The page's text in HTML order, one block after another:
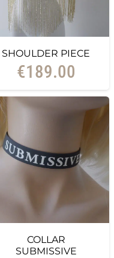
SHOULDER PIECE
€189.00
COLLAR
SUBMISSIVE